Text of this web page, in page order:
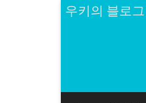
우키의 블로그